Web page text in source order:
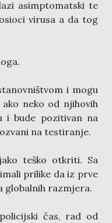
asimptomatski te
virusa a da tog
i mogu
neko od njihovih
i bude pozitivan na
na testiranje.
teško otkriti. Sa
prilike da iz prve
globalnih razmjera.
čas, rad od